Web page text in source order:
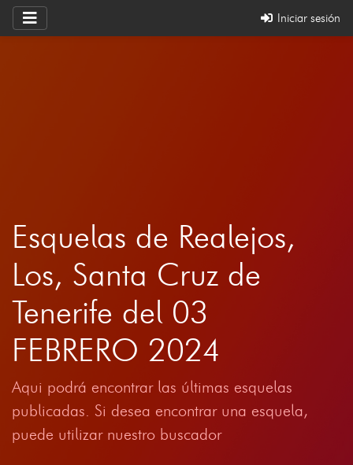
Iniciar sesión
Esquelas de Realejos,
Los, Santa Cruz de
Tenerife del 03
FEBRERO 2024
Aqui podrá encontrar las últimas esquelas
publicadas. Si desea encontrar una esquela,
puede utilizar nuestro buscador